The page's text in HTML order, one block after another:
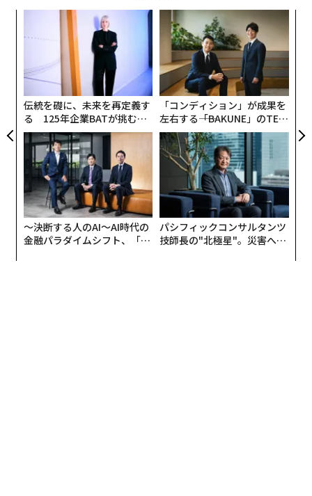
伝統を礎に、未来を再定義す
る 125年企業BATが挑むス
モークレスな未来
「コンディション」が成果を
左右する――「BAKUNE」のTEN
TIALが支える「挑戦者の明
日」
〜決断する人のAI〜AI時代の
金融パラダイムシフト、「超
パシフィックコンサルタンツ
技師長の"北極星"。災害への